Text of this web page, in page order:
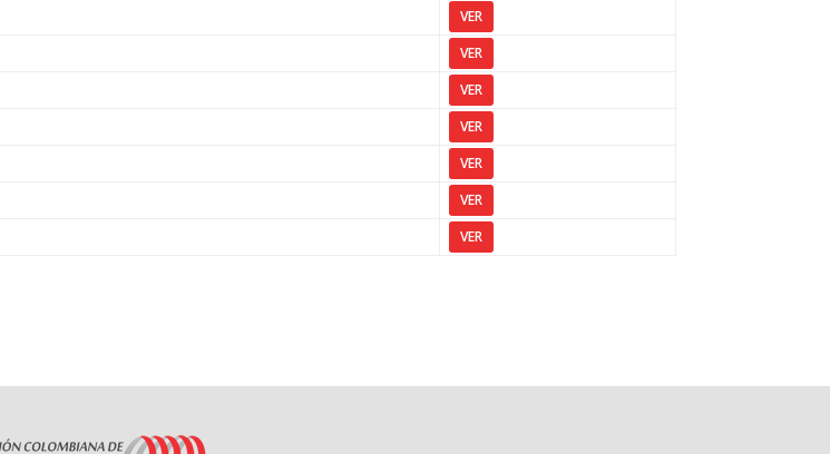
VER
VER
VER
VER
VER
VER
VER